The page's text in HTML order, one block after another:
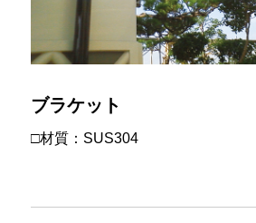
ブラケット
□材質：SUS304